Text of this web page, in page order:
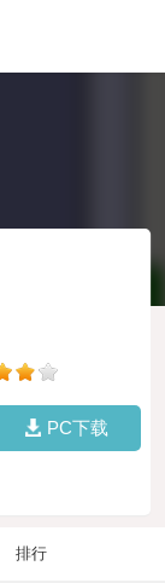
PC下载
排行